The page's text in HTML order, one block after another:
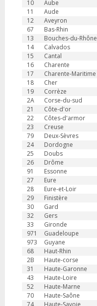
10
Aube
11
Aude
12
Aveyron
67
Bas-Rhin
13
Bouches-du-Rhône
14
Calvados
15
Cantal
16
Charente
17
Charente-Maritime
18
Cher
19
Corrèze
2A
Corse-du-sud
21
Côte-d'or
22
Côtes-d'armor
23
Creuse
79
Deux-Sèvres
24
Dordogne
25
Doubs
26
Drôme
91
Essonne
27
Eure
28
Eure-et-Loir
29
Finistère
30
Gard
32
Gers
33
Gironde
971
Guadeloupe
973
Guyane
68
Haut-Rhin
2B
Haute-corse
31
Haute-Garonne
43
Haute-Loire
52
Haute-Marne
70
Haute-Saône